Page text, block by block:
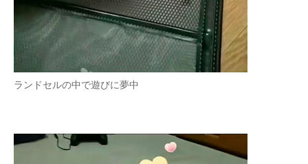
ランドセルの中で遊びに夢中